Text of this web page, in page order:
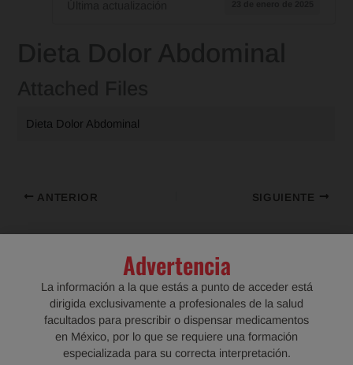
Dieta Dolor Abdominal
ANTERIOR SIGUIENTE
Deja una respuesta
Tu dirección de correo electrónico no será publicada. Los
campos obligatorios están marcados con
Comentario*
Advertencia
La información a la que estás a punto de acceder está
dirigida exclusivamente a profesionales de la salud
facultados para prescribir o dispensar medicamentos
en México, por lo que se requiere una formación
especializada para su correcta interpretación.